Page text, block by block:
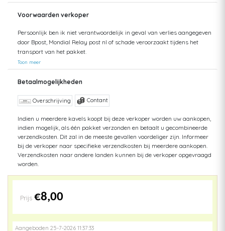
Voorwaarden verkoper
Persoonlijk ben ik niet verantwoordelijk in geval van verlies aangegeven
door Bpost, Mondial Relay post nl of schade veroorzaakt tijdens het
transport van het pakket.
Toon meer
Betaalmogelijkheden
Overschrijving Contant
Indien u meerdere kavels koopt bij deze verkoper worden uw aankopen,
indien mogelijk, als één pakket verzonden en betaalt u gecombineerde
verzendkosten. Dit zal in de meeste gevallen voordeliger zijn. Informeer
bij de verkoper naar specifieke verzendkosten bij meerdere aankopen.
Verzendkosten naar andere landen kunnen bij de verkoper opgevraagd
worden.
Prijs €8,00
Aangeboden 25-7-2026 11:37:33